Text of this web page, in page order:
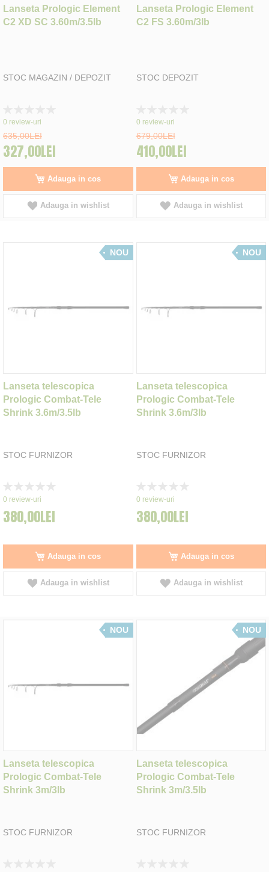
Lanseta Prologic Element
C2 XD SC 3.60m/3.5lb
STOC MAGAZIN / DEPOZIT
0%
0 review-uri
635,00LEI
327,00LEI
Adauga in cos
Adauga in wishlist
Lanseta Prologic Element
C2 FS 3.60m/3lb
STOC DEPOZIT
0%
0 review-uri
679,00LEI
410,00LEI
Adauga in cos
Adauga in wishlist
NOU
Lanseta telescopica
Prologic Combat-Tele
Shrink 3.6m/3.5lb
STOC FURNIZOR
0%
0 review-uri
380,00LEI
Adauga in cos
Adauga in wishlist
NOU
Lanseta telescopica
Prologic Combat-Tele
Shrink 3.6m/3lb
STOC FURNIZOR
0%
0 review-uri
380,00LEI
Adauga in cos
Adauga in wishlist
NOU
Lanseta telescopica
Prologic Combat-Tele
Shrink 3m/3lb
STOC FURNIZOR
NOU
Lanseta telescopica
Prologic Combat-Tele
Shrink 3m/3.5lb
STOC FURNIZOR